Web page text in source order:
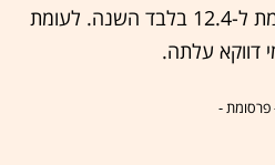
מ-13.2 BCM בשנה הקודמת ל-12.4 בלבד השנה. לעומת
דווקא עלתה.
פרסומת -